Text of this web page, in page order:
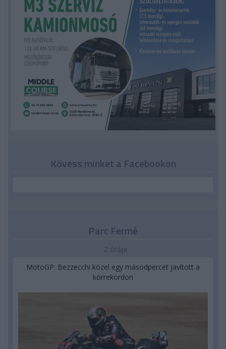
Kövess minket a Facebookon
Parc Fermé
2 órája
MotoGP: Bezzecchi közel egy másodpercet javított a
körrekordon